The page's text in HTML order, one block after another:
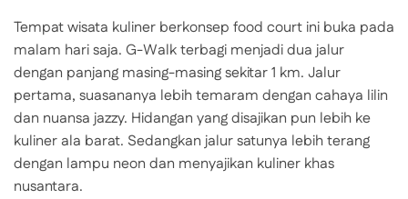
Tempat wisata kuliner berkonsep food court ini buka pada
malam hari saja. G-Walk terbagi menjadi dua jalur
dengan panjang masing-masing sekitar 1 km. Jalur
pertama, suasananya lebih temaram dengan cahaya lilin
dan nuansa jazzy. Hidangan yang disajikan pun lebih ke
kuliner ala barat. Sedangkan jalur satunya lebih terang
dengan lampu neon dan menyajikan kuliner khas
nusantara.